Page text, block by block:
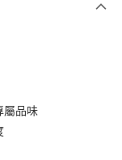
行
銀行
銀行
屬品味